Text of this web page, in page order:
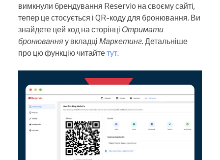
вимкнули брендування Reservio на своєму сайті,
тепер це стосується і QR-коду для бронювання. Ви
знайдете цей код на сторінці Отримати
бронюванняу вкладці Маркетинг. Детальніше
про цю функцію читайтетут.